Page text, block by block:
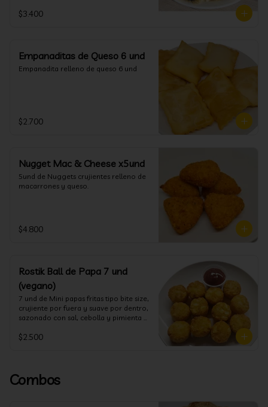
$3.400
Empanaditas de Queso 6 und
Empanadita relleno de queso 6 und
$2.700
Nugget Mac & Cheese x5und
5und de Nuggets crujientes relleno de
macarrones y queso.
$4.800
Rostik Ball de Papa 7 und
(vegano)
7 und de Mini papas fritas tipo bite size,
crujiente por fuera y suave por dentro,
sazonado con sal, cebolla y pimienta
$2.500
Combos